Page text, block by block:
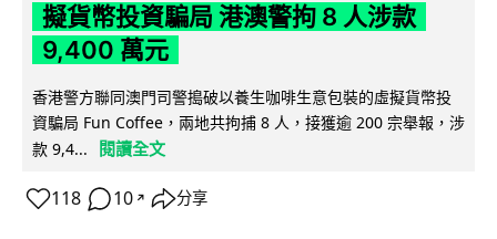
擬貨幣投資騙局 港澳警拘 8 人涉款
9,400 萬元
香港警方聯同澳門司警搗破以養生咖啡生意包裝的虛擬貨幣投
資騙局 Fun Coffee，兩地共拘捕 8 人，接獲逾 200 宗舉報，涉
款 9,4...
閱讀全文
118 10 ↗ 分享